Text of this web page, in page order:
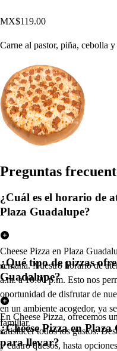
MX$119.00
Carne al pastor, piña, cebolla y
Preguntas frecuent
¿Cuál es el horario de
Plaza Guadalupe?
Cheese Pizza en Plaza
semana. Nuestro horario de
a.m. a 10:00 p.m. Esto nos
oportunidad de disfrutar de
en un ambiente acogedor, ya
familiar.
¿Qué tipo de pizzas
Guadalupe?
En Cheese Pizza, ofrecemos
satisfacer todos los gustos.
y cuatro quesos, hasta
¿Cheese Pizza en
para llevar?